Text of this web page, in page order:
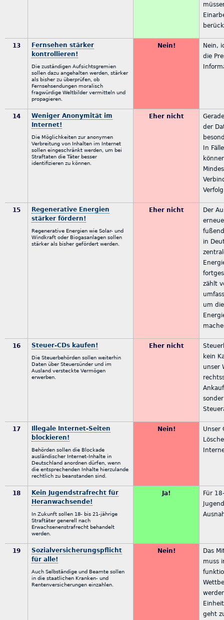
13
Fernsehen stärker
kontrollieren!
Die zuständigen Aufsichtsgremien
sollen dazu angehalten werden, stärker
als bisher zu überprüfen, ob
Fernsehsendungen moralisch
fragwürdige Weltbilder vermitteln und
propagieren.
Nein!
Nein,
die
14
Weniger Anonymität im
Internet!
Die Möglichkeiten zur anonymen
Verbreitung von Inhalten im Internet
sollen eingeschränkt werden, um bei
Straftaten die Täter besser
identifizieren zu können.
Eher nicht
der
In
15
Regenerative Energien
stärker fördern!
Regenerative Energien wie Solar- und
Windkraft oder Biogasanlagen sollen
stärker als bisher gefördert werden.
Eher nicht
Der
in
zählt
um
16 Steuer-CDs kaufen!
Die Steuerbehörden sollen weiterhin
Daten über Steuersünder und im
Ausland versteckte Vermögen
erwerben.
Eher nicht
kein
unser
17
Illegale Internet-Seiten
blockieren!
Behörden sollen die Blockade
ausländischer Internet-Inhalte in
Deutschland anordnen dürfen, wenn
die entsprechenden Inhalte hierzulande
rechtlich zu beanstanden sind.
Nein!
Unser
18
Kein Jugendstrafrecht für
Heranwachsende!
In Zukunft sollen 18- bis 21-jährige
Straftäter generell nach
Erwachsenenstrafrecht behandelt
werden.
Ja!
Für
19
Sozialversicherungspflicht
für alle!
Auch Selbständige und Beamte sollen
in die staatlichen Kranken- und
Rentenversicherungen einzahlen.
Nein!
Das
muss
geht